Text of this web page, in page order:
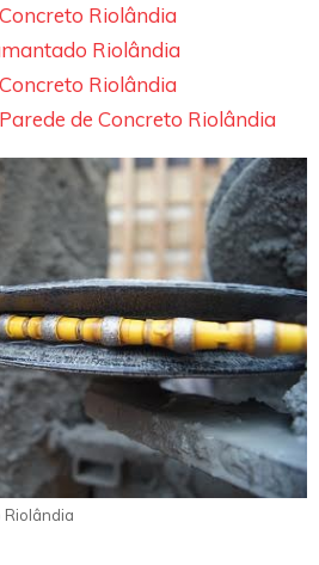
Riolândia
Riolândia
Riolândia
de Concreto Riolândia
Riolândia